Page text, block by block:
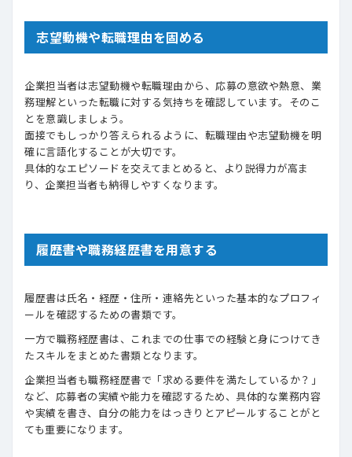
志望動機や転職理由を固める
企業担当者は志望動機や転職理由から、応募の意欲や熱意、業
務理解といった転職に対する気持ちを確認しています。そのこ
とを意識しましょう。
面接でもしっかり答えられるように、転職理由や志望動機を明
確に言語化することが大切です。
具体的なエピソードを交えてまとめると、より説得力が高ま
り、企業担当者も納得しやすくなります。
履歴書や職務経歴書を用意する
履歴書は氏名・経歴・住所・連絡先といった基本的なプロフィ
ールを確認するための書類です。
一方で職務経歴書は、これまでの仕事での経験と身につけてき
たスキルをまとめた書類となります。
企業担当者も職務経歴書で「求める要件を満たしているか？」
など、応募者の実績や能力を確認するため、具体的な業務内容
や実績を書き、自分の能力をはっきりとアピールすることがと
ても重要になります。